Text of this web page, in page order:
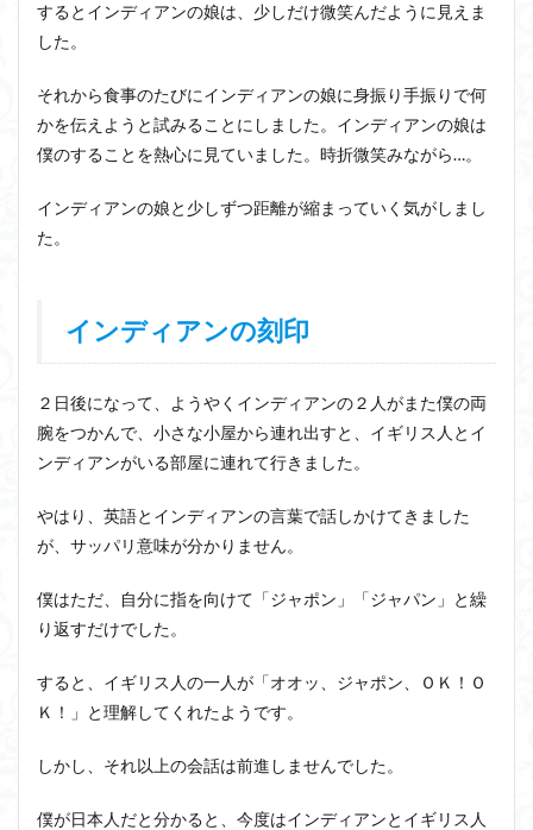
するとインディアンの娘は、少しだけ微笑んだように見えま
した。
それから食事のたびにインディアンの娘に身振り手振りで何
かを伝えようと試みることにしました。インディアンの娘は
僕のすることを熱心に見ていました。時折微笑みながら…。
インディアンの娘と少しずつ距離が縮まっていく気がしまし
た。
インディアンの刻印
２日後になって、ようやくインディアンの２人がまた僕の両
腕をつかんで、小さな小屋から連れ出すと、イギリス人とイ
ンディアンがいる部屋に連れて行きました。
やはり、英語とインディアンの言葉で話しかけてきました
が、サッパリ意味が分かりません。
僕はただ、自分に指を向けて「ジャポン」「ジャパン」と繰
り返すだけでした。
すると、イギリス人の一人が「オオッ、ジャポン、ＯＫ！Ｏ
Ｋ！」と理解してくれたようです。
しかし、それ以上の会話は前進しませんでした。
僕が日本人だと分かると、今度はインディアンとイギリス人